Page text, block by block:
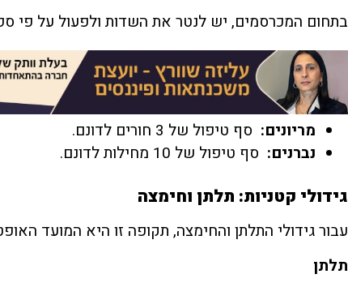
בתחום המכרסמים, יש לנטר את השדות ולפעול על פי
מריונים: סף טיפול של 3 חורים לדונם.
נברנים: סף טיפול של 10 מחילות לדונם.
גידולי קטניות: תלתן וחימצה
עבור גידולי התלתן והחימצה, תקופה זו היא המועד
תלתן